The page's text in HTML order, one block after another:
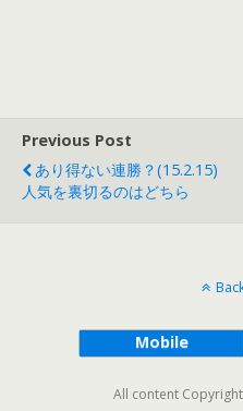
Previous Post
あり得ない連勝？(15.2.15)
人気を裏切るのはどちら
Mobile
All content